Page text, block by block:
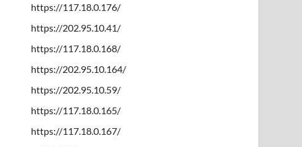
https://117.18.0.176/
https://202.95.10.41/
https://117.18.0.168/
https://202.95.10.164/
https://202.95.10.59/
https://117.18.0.165/
https://117.18.0.167/